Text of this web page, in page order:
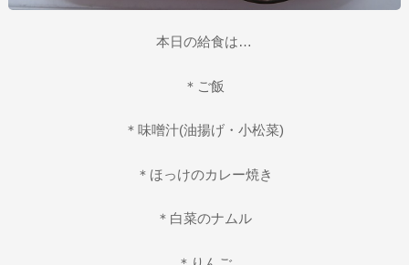
本日の給食は…
＊ご飯
＊味噌汁(油揚げ・小松菜)
＊ほっけのカレー焼き
＊白菜のナムル